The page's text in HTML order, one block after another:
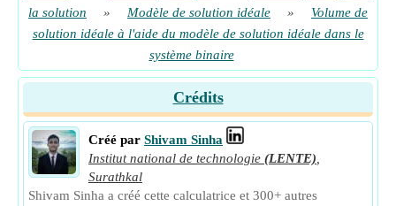
la solution
» Modèle de solution idéale »
Volume de
solution idéale à l'aide du modèle de solution idéale dans le
système binaire
Crédits
Créé par Shivam Sinha
Institut national de technologie (LENTE)
Surathkal
Shivam Sinha a créé cette calculatrice et 300+ autres